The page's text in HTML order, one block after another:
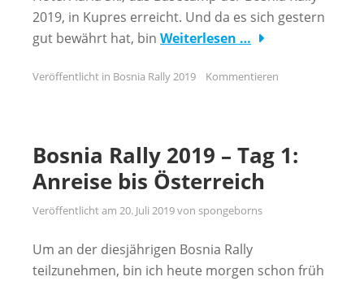
2019, in Kupres erreicht. Und da es sich gestern
gut bewährt hat, bin Weiterlesen …
Veröffentlicht in Bosnia Rally 2019 Kommentieren
Bosnia Rally 2019 – Tag 1:
Anreise bis Österreich
Veröffentlicht am 20. Juli 2019von spongeborns
Um an der diesjährigen Bosnia Rally
teilzunehmen, bin ich heute morgen schon früh